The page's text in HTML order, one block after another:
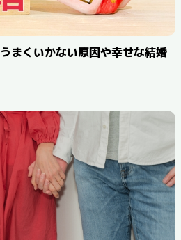
まくいかない原因や幸せな結婚